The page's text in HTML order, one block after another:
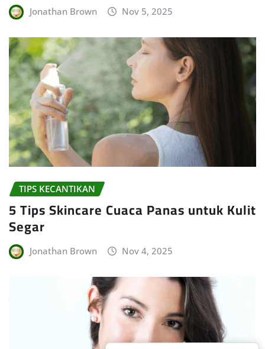
Jonathan Brown Nov 5, 2025
TIPS KECANTIKAN
5 Tips Skincare Cuaca Panas untuk Kulit
Segar
Jonathan Brown Nov 4, 2025